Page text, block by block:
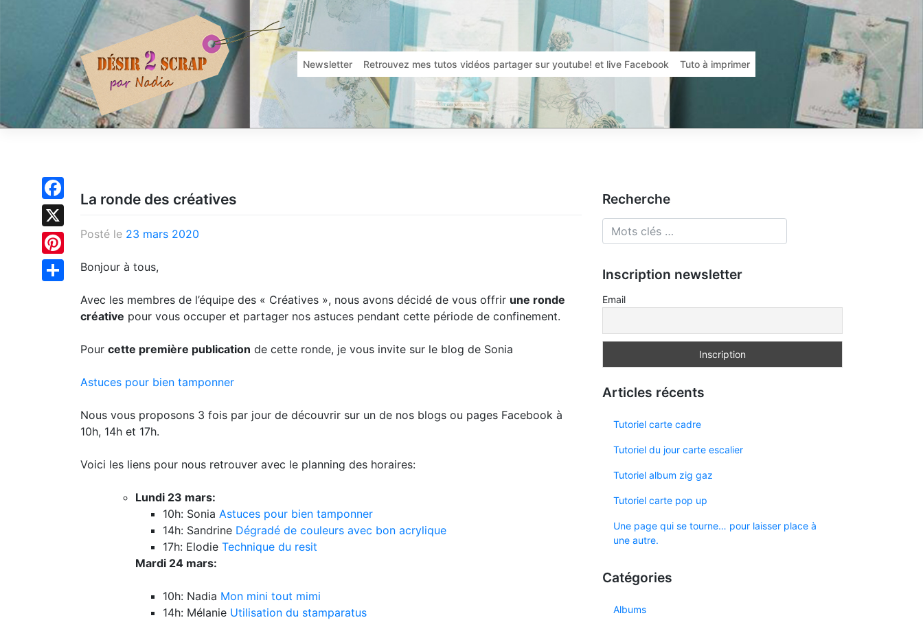
Newsletter Retrouvez mes tutos vidéos partager sur youtube! et live Facebook Tuto à imprimer
La ronde des créatives
Posté le 23 mars 2020
Bonjour à tous,
Avec les membres de l’équipe des « Créatives », nous avons décidé de vous offrir une ronde
créative pour vous occuper et partager nos astuces pendant cette période de confinement.
Pour cette première publication de cette ronde, je vous invite sur le blog de Sonia
Astuces pour bien tamponner
Nous vous proposons 3 fois par jour de découvrir sur un de nos blogs ou pages Facebook à
10h, 14h et 17h.
Voici les liens pour nous retrouver avec le planning des horaires:
Lundi 23 mars:
10h: Sonia Astuces pour bien tamponner
14h: Sandrine Dégradé de couleurs avec bon acrylique
17h: Elodie Technique du resit
Mardi 24 mars:
10h: Nadia Mon mini tout mimi
14h: Mélanie Utilisation du stamparatus
Facebook
X
Pinterest
Partager
Recherche
Inscription newsletter
Email
Articles récents
Tutoriel carte cadre
Tutoriel du jour carte escalier
Tutoriel album zig gaz
Tutoriel carte pop up
Une page qui se tourne… pour laisser place à
une autre.
Catégories
Albums